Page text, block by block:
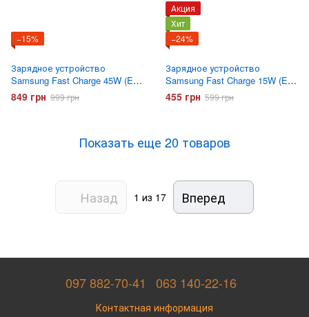
−15%
Зарядное устройство
Samsung Fast Charge 45W (EP-
TA845) с кабелем Type-C
Черное
849 грн 999 грн
Акция
Хит
−24%
Зарядное устройство
Samsung Fast Charge 15W (EP-
T1510) с кабелем Type-C
Черный
455 грн 599 грн
Показать еще 20 товаров
Назад 1 из 17 Вперед
097 882-70-41 063 140-22-16
Контактная информация